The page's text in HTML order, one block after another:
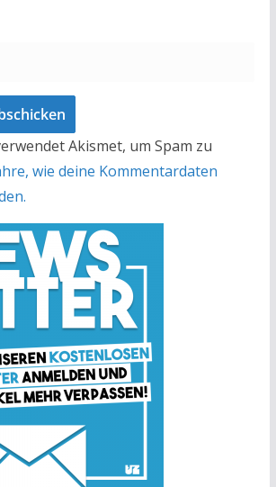
Akismet, um Spam zu
wie deine Kommentardaten